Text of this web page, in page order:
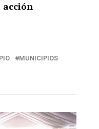
acción
MUNICIPIOS